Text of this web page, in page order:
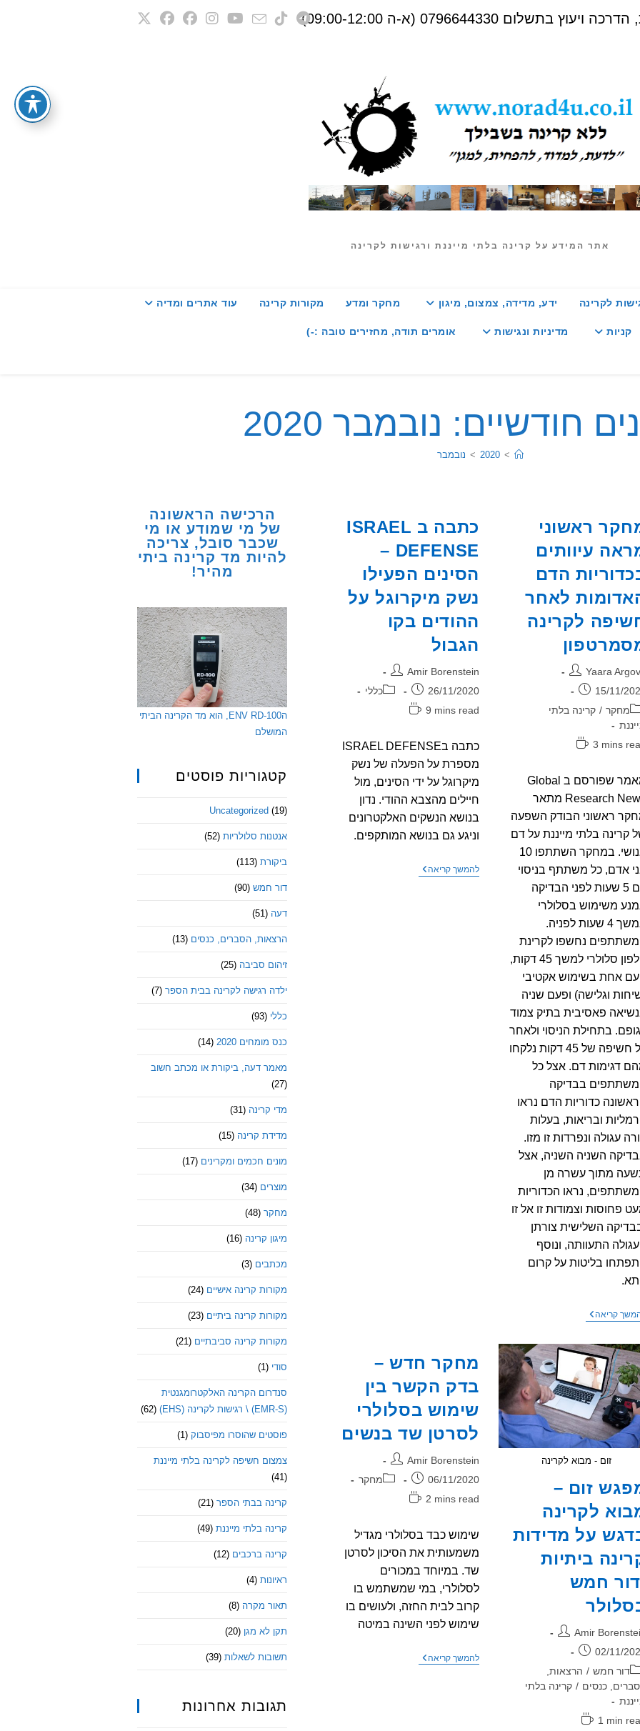
0796644330 (א-ה 09:00-12:00)
אתר המידע על קרינה בלתי מייננת ורגישות לקרינה
לקרינה ידע, מדידה, צמצום, מיגון מחקר ומדע מקורות קרינה עוד אתרים ומדיה
קניות מדיניות ונגישות אומרים תודה, מחזירים טובה :-)
חודשיים: נובמבר 2020
>
2020
> נובמבר
הרכישה הראשונה
של מי שמודע או מי
שכבר סובל, צריכה
להיות מד קרינה ביתי
מהיר!
הENV RD-100, הוא מד הקרינה הביתי
המושלם
קטגוריות פוסטים
Uncategorized (19)
אנטנות סלולריות (52)
ביקורת (113)
דור חמש (90)
דעה (51)
הרצאות, הסברים, כנסים (13)
זיהום סביבה (25)
ילדה רגישה לקרינה בבית הספר (7)
כללי (93)
כנס מומחים 2020 (14)
מאמר דעה, ביקורת או מכתב חשוב
(27)
מדי קרינה (31)
מדידת קרינה (15)
מונים חכמים ומקרינים (17)
מוצרים (34)
מחקר (48)
מיגון קרינה (16)
מכתבים (3)
מקורות קרינה אישיים (24)
מקורות קרינה ביתיים (23)
מקורות קרינה סביבתיים (21)
סודי (1)
סנדרום הקרינה האלקטרומגנטית
(EMR-S) \ רגישות לקרינה (EHS)
(62)
פוסטים שהוסרו מפיסבוק (1)
צמצום חשיפה לקרינה בלתי מייננת
(41)
קרינה בבתי הספר (21)
קרינה בלתי מייננת (49)
קרינה ברכבים (12)
ראיונות (4)
תאור מקרה (8)
תקן לא מגן (20)
תשובות לשאלות (39)
תגובות אחרונות
כתבה ב ISRAEL
DEFENSE –
הסינים הפעילו
נשק מיקרוגל על
ההודים בקו
הגבול
מחבר:
Amir Borenstein
פורסם:
26/11/2020 קטגוריה:
כללי
זמן
9 mins read
כתבה בISRAEL DEFENSE
מספרת על הפעלה של נשק
מיקרוגל על ידי הסינים, מול
חיילים מהצבא ההודי. נדון
בנושא הנשקים האלקטרונים
וניגע גם בנושא המותקפים.
להמשך קריאהכתבה
ראשוני
עיוותים
הדם
לאחר
לקרינה
Yaara
15/11/
מחקר / קרינה בלתי
3 mins
מאמר שפורסם ב Global
Research News מתאר
ראשוני הבודק השפעה
קרינה בלתי מייננת על דם
אנושי. במחקר השתתפו 10
אדם, כל משתתף בניסוי
צם 5 שעות לפני הבדיקה
משימוש בסלולרי
במשך 4 שעות לפניה.
נחשפו לקרינת
טלפון סלולרי למשך 45 דקות,
אחת בשימוש אקטיבי
וגלישה) ופעם שניה
פאסיבית בתיק צמוד
בתחילת הניסוי ולאחר
כל חשיפה של 45 דקות נלקחו
דגימות דם. אצל כל
בבדיקה
כדוריות הדם נראו
ובריאות, בעלות
עגולה ונפרדות זו מזו.
השניה השניה, אצל
מתוך עשרה מן
נראו הכדוריות
פחוסות וצמודות זו אל זו
השלישית צורתן
התעוותה, ונוסף
בליטות על קרום
קריאהמחקר
עיוותים
בכדוריות
הדם
האדומות
לאחר
חשיפה
לקרינה
מסמרטפון
מחקר חדש –
בדק הקשר בין
שימוש בסלולרי
לסרטן שד בנשים
מחבר:
Amir Borenstein
פורסם:
06/11/2020 קטגוריה:
מחקר
זמן
2 mins read
שימוש כבד בסלולרי מגדיל
משמעותית את הסיכון לסרטן
שד. במיוחד במכורים
לסלולרי, במי שמשתמש בו
קרוב לבית החזה, ולעושים בו
שימוש לפני השינה במיטה
להמשך קריאהמחקר
זום - מבוא לקרינה
זום –
לקרינה
על מדידות
ביתיות
חמש
Amir
02/11/
דור חמש / הרצאות,
כנסים / קרינה בלתי
1 min